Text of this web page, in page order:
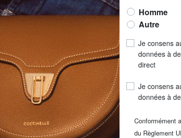
Homme
Autre
Je consens
données à
direct
Je consens
données à
Conformément
du Règlement